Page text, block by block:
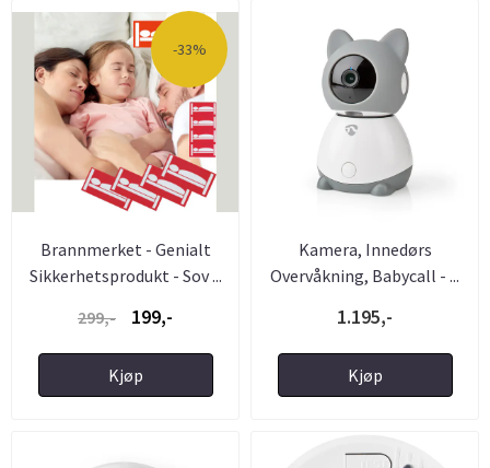
-33%
Brannmerket - Genialt
Sikkerhetsprodukt - Sov ...
299,-
199,-
Kjøp
Kamera, Innedørs
Overvåkning, Babycall - ...
1.195,-
Kjøp